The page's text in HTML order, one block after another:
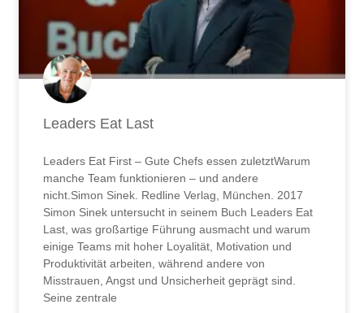
Leaders Eat Last
Leaders Eat First – Gute Chefs essen zuletztWarum
manche Team funktionieren – und andere
nicht.Simon Sinek. Redline Verlag, München. 2017
Simon Sinek untersucht in seinem Buch Leaders Eat
Last, was großartige Führung ausmacht und warum
einige Teams mit hoher Loyalität, Motivation und
Produktivität arbeiten, während andere von
Misstrauen, Angst und Unsicherheit geprägt sind.
Seine zentrale